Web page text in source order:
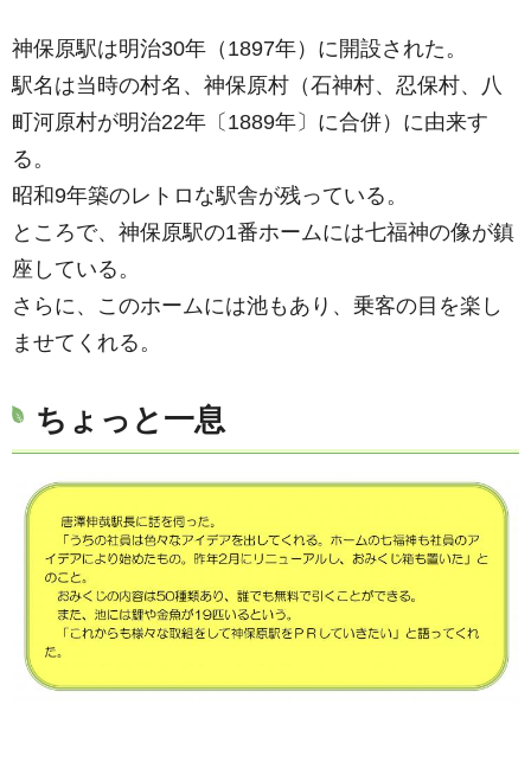
神保原駅は明治30年（1897年）に開設された。
駅名は当時の村名、神保原村（石神村、忍保村、八
町河原村が明治22年〔1889年〕に合併）に由来す
る。
昭和9年築のレトロな駅舎が残っている。
ところで、神保原駅の1番ホームには七福神の像が鎮
座している。
さらに、このホームには池もあり、乗客の目を楽し
ませてくれる。
ちょっと一息